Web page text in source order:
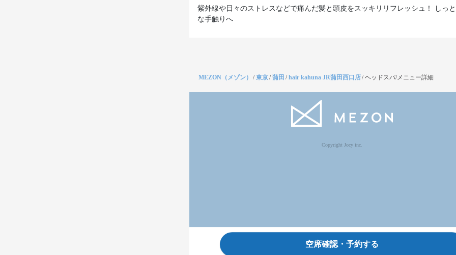
紫外線や日々のストレスなどで痛んだ髪と頭皮をスッキリリフレッシュ！ しっ
な手触りへ
MEZON（メゾン） /東京/蒲田 /hair kahuna JR蒲田西口店/ヘッドスパ/メニュー詳細
Copyright Jocy inc.
空席確認・予約する